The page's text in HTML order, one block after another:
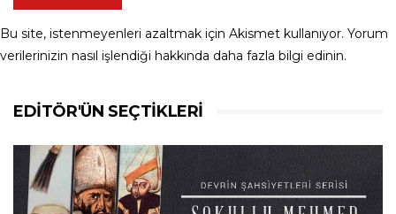
Bu site, istenmeyenleri azaltmak için Akismet kullanıyor. Yorum
verilerinizin nasıl işlendiği hakkında daha fazla bilgi edinin.
EDITÖR'ÜN SEÇTIKLERI